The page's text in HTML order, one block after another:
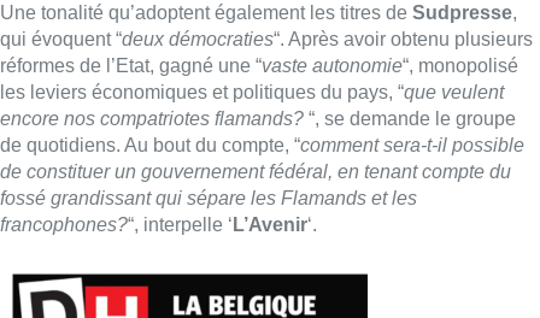
Une tonalité qu’adoptent également les titres de Sudpresse,
qui évoquent “deux démocraties“. Après avoir obtenu plusieurs
réformes de l’Etat, gagné une “vaste autonomie“, monopolisé
les leviers économiques et politiques du pays, “que veulent
encore nos compatriotes flamands? “, se demande le groupe
de quotidiens. Au bout du compte, “comment sera-t-il possible
de constituer un gouvernement fédéral, en tenant compte du
fossé grandissant qui sépare les Flamands et les
francophones?“, interpelle ‘ L’Avenir‘.